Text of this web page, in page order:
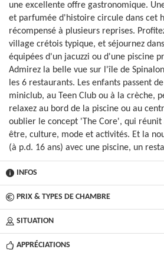
une excellente offre gastronomique.
et parfumée d'histoire circule dans cet
récompensé à plusieurs reprises.
village crétois typique, et séjournez
équipées d'un jacuzzi ou d'une piscine
Admirez la belle vue sur l'île de
les 6 restaurants. Les enfants passent
miniclub, au Teen Club ou à la crèche,
relaxez au bord de la piscine ou au
oublier le concept 'The Core', qui
être, culture, mode et activités. Et la
(à p.d. 16 ans) avec une piscine, un
INFOS
PRIX & TYPES DE CHAMBRE
SITUATION
APPRÉCIATIONS